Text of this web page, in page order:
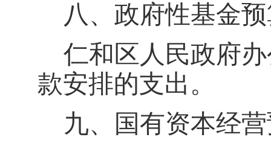
八 、政府性基金
仁和区人民政府
款安排的支出。
九、国有资本经